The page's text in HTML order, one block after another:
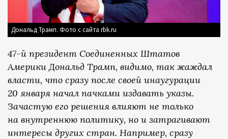
Дональд Трамп. Фото с сайта rbk.ru
47-й президент Соединенных Штатов
Америки Дональд Трамп, видимо, так жаждал
власти, что сразу после своей инаугурации
20 января начал пачками издавать указы.
Зачастую его решения влияют не только
на внутреннюю политику, но и затрагивают
интересы других стран. Например, сразу